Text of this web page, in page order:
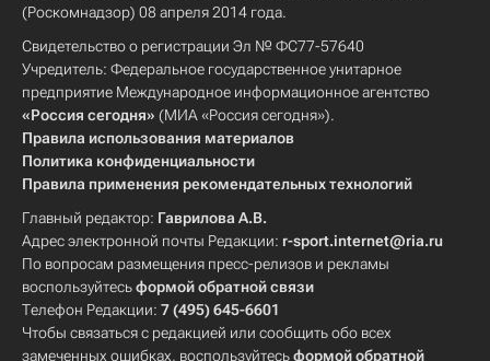
(Роскомнадзор) 08 апреля 2014 года.
Свидетельство о регистрации Эл № ФС77-57640
Учредитель: Федеральное государственное унитарное
предприятие Международное информационное агентство
«Россия сегодня» (МИА «Россия сегодня»).
Правила использования материалов
Политика конфиденциальности
Правила применения рекомендательных технологий
Главный редактор: Гаврилова А.В.
Адрес электронной почты Редакции: r-sport.internet@ria.ru
По вопросам размещения пресс-релизов и рекламы
воспользуйтесьформой обратной связи
Телефон Редакции: 7 (495) 645-6601
Чтобы связаться с редакцией или сообщить обо всех
замеченных ошибках, воспользуйтесьформой обратной